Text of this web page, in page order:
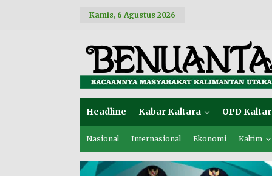
Kamis, 6 Agustus 2026
Headline Kabar Kaltara OPD
Nasional Internasional Ekonomi Kaltim